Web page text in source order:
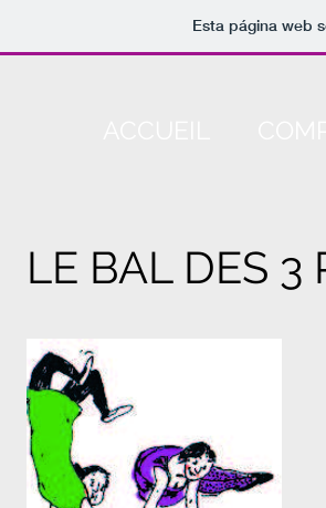
Esta página web
LE BAL DES 3